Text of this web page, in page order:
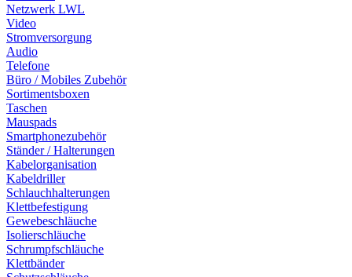
Netzwerk LWL
Video
Stromversorgung
Audio
Telefone
Büro / Mobiles Zubehör
Sortimentsboxen
Taschen
Mauspads
Smartphonezubehör
Ständer / Halterungen
Kabelorganisation
Kabeldriller
Schlauchhalterungen
Klettbefestigung
Gewebeschläuche
Isolierschläuche
Schrumpfschläuche
Klettbänder